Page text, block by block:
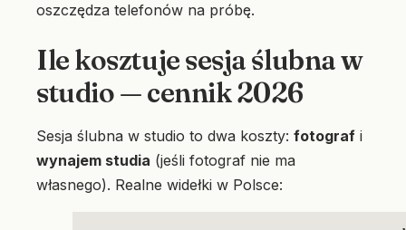
oszczędza telefonów na próbę.
Ile kosztuje sesja ślubna w
studio — cennik 2026
Sesja ślubna w studio to dwa koszty: fotograf i
wynajem studia (jeśli fotograf nie ma
własnego). Realne widełki w Polsce: